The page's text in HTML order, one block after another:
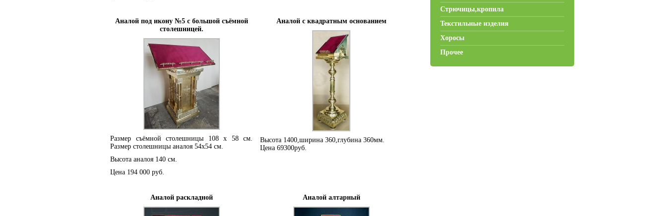
Аналой под икону №5 с большой съёмной
столешницей.
Размер съёмной столешницы 108 х 58 см.
Размер столешницы аналоя 54х54 см.
Высота аналоя 140 см.
Цена 194 000 руб.
Аналой с квадратным основанием
Высота 1400,ширина 360,глубина 360мм.
Цена 69300руб.
Аналой раскладной Аналой алтарный
Стрючицы,кропила
Текстильные изделия
Хоросы
Прочее